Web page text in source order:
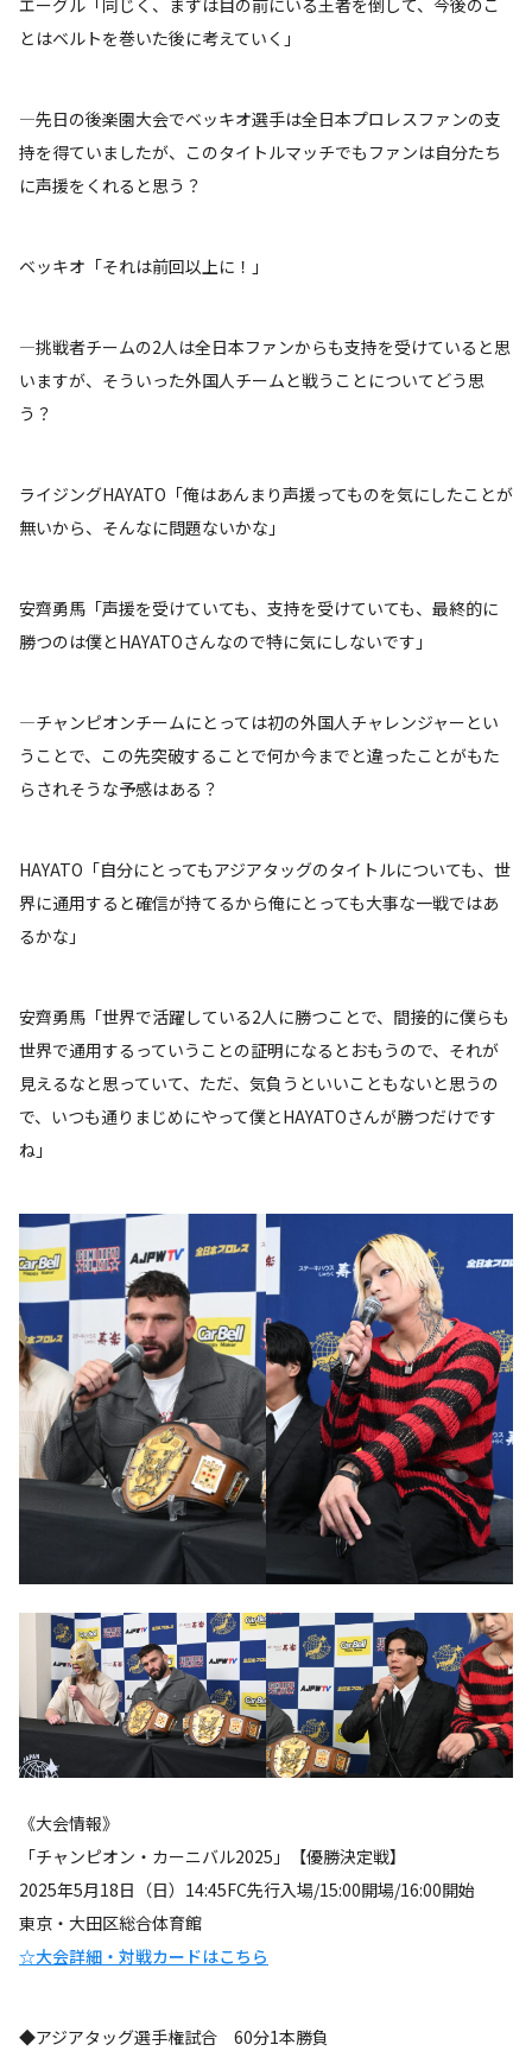
エーグル「同じく、まずは目の前にいる王者を倒して、今後のこ
とはベルトを巻いた後に考えていく」
―先日の後楽園大会でベッキオ選手は全日本プロレスファンの支
持を得ていましたが、このタイトルマッチでもファンは自分たち
に声援をくれると思う？
ベッキオ「それは前回以上に！」
―挑戦者チームの2人は全日本ファンからも支持を受けていると思
いますが、そういった外国人チームと戦うことについてどう思
う？
ライジングHAYATO「俺はあんまり声援ってものを気にしたことが
無いから、そんなに問題ないかな」
安齊勇馬「声援を受けていても、支持を受けていても、最終的に
勝つのは僕とHAYATOさんなので特に気にしないです」
―チャンピオンチームにとっては初の外国人チャレンジャーとい
うことで、この先突破することで何か今までと違ったことがもた
らされそうな予感はある？
HAYATO「自分にとってもアジアタッグのタイトルについても、世
界に通用すると確信が持てるから俺にとっても大事な一戦ではあ
るかな」
安齊勇馬「世界で活躍している2人に勝つことで、間接的に僕らも
世界で通用するっていうことの証明になるとおもうので、それが
見えるなと思っていて、ただ、気負うといいこともないと思うの
で、いつも通りまじめにやって僕とHAYATOさんが勝つだけです
ね」
《大会情報》
「チャンピオン・カーニバル2025」【優勝決定戦】
2025年5月18日（日）14:45FC先行入場/15:00開場/16:00開始
東京・大田区総合体育館
☆大会詳細・対戦カードはこちら
◆アジアタッグ選手権試合 60分1本勝負